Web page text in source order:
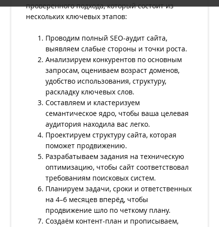
проверенного подхода, который состоит из
нескольких ключевых этапов:
Проводим полный SEO-аудит сайта,
выявляем слабые стороны и точки роста.
Анализируем конкурентов по основным
запросам, оцениваем возраст доменов,
удобство использования, структуру,
раскладку ключевых слов.
Составляем и кластеризуем
семантическое ядро, чтобы ваша целевая
аудитория находила вас легко.
Проектируем структуру сайта, которая
поможет продвижению.
Разрабатываем задания на техническую
оптимизацию, чтобы сайт соответствовал
требованиям поисковых систем.
Планируем задачи, сроки и ответственных
на 4–6 месяцев вперёд, чтобы
продвижение шло по четкому плану.
Создаём контент-план и прописываем,